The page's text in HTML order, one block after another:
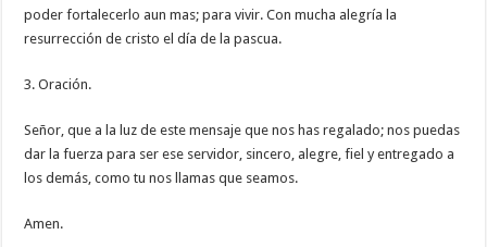
poder fortalecerlo aun mas; para vivir. Con mucha alegría la
resurrección de cristo el día de la pascua.
3. Oración.
Señor, que a la luz de este mensaje que nos has regalado; nos puedas
dar la fuerza para ser ese servidor, sincero, alegre, fiel y entregado a
los demás, como tu nos llamas que seamos.
Amen.